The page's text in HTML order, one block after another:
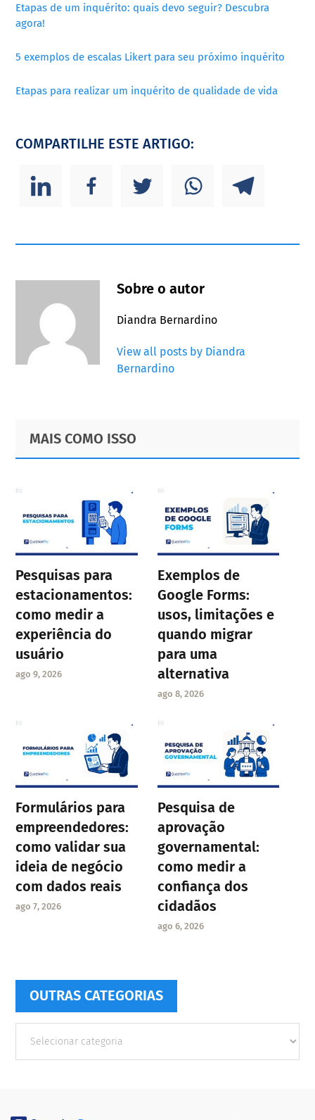
Etapas de um inquérito: quais devo seguir? Descubra
agora!
5 exemplos de escalas Likert para seu próximo inquérito
Etapas para realizar um inquérito de qualidade de vida
COMPARTILHE ESTE ARTIGO:
Sobre o autor
Diandra Bernardino
View all posts by Diandra
Bernardino
Primary
Sidebar
Footer
MAIS COMO ISSO
Pesquisas para
estacionamentos:
como medir a
experiência do
usuário
ago 9, 2026
Exemplos de
Google Forms:
usos, limitações e
quando migrar
para uma
alternativa
ago 8, 2026
Formulários para
empreendedores:
como validar sua
ideia de negócio
com dados reais
ago 7, 2026
Pesquisa de
aprovação
governamental:
como medir a
confiança dos
cidadãos
ago 6, 2026
OUTRAS CATEGORIAS
Categorias